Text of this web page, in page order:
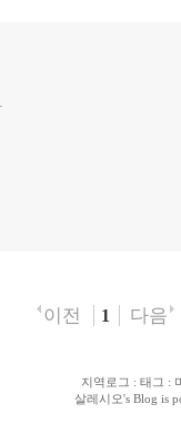
이전 1 다음
지역로그 : 태그 :
살레시오's Blog is